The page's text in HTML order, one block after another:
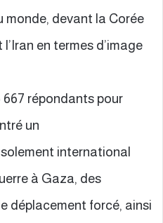
monde, devant la Corée
en termes d’image
667 répondants pour
un
international
à Gaza, des
déplacement forcé, ainsi